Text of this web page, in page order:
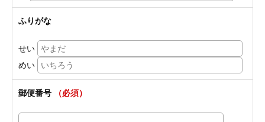
ふりがな
せい
めい
郵便番号 （必須）